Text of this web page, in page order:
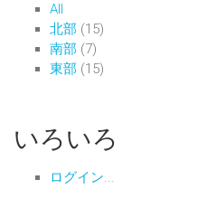
All
北部 (15)
南部 (7)
東部 (15)
いろいろ
ログイン...